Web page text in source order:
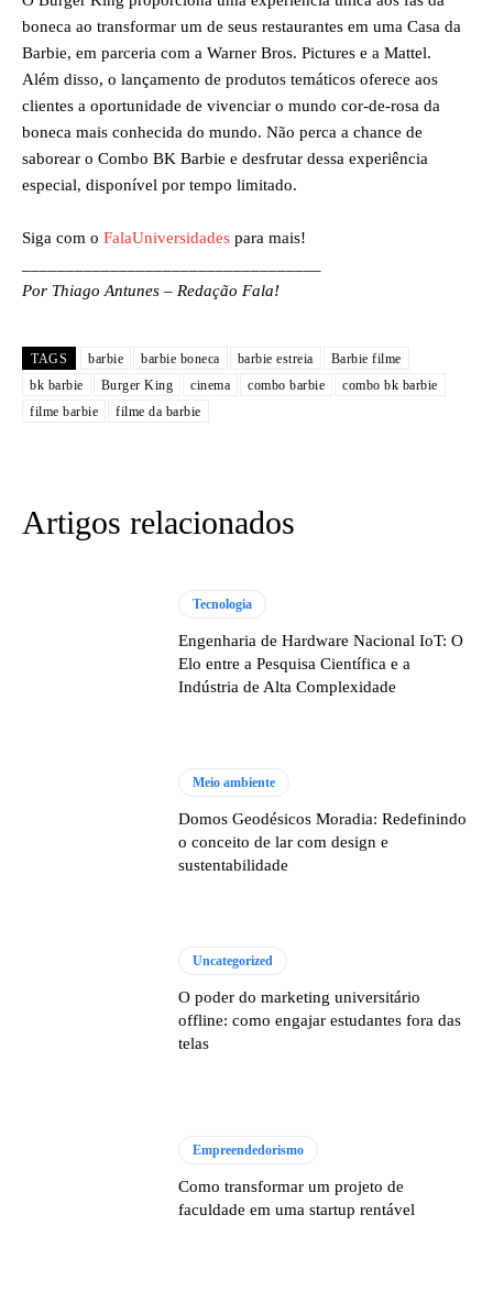
boneca ao transformar um de seus restaurantes em uma Casa da
Barbie, em parceria com a Warner Bros. Pictures e a Mattel.
Além disso, o lançamento de produtos temáticos oferece aos
clientes a oportunidade de vivenciar o mundo cor-de-rosa da
boneca mais conhecida do mundo. Não perca a chance de
saborear o Combo BK Barbie e desfrutar dessa experiência
especial, disponível por tempo limitado.
Siga com o FalaUniversidades para mais!
Por Thiago Antunes – Redação Fala!
TAGS barbie barbie boneca barbie estreia
Barbie filme
bk barbie
Burger King cinema combo barbie
combo bk barbie
filme barbie
filme da barbie
Artigos relacionados
Tecnologia
Engenharia de Hardware Nacional IoT: O
Elo entre a Pesquisa Científica e a
Indústria de Alta Complexidade
Meio ambiente
Domos Geodésicos Moradia: Redefinindo
o conceito de lar com design e
sustentabilidade
Uncategorized
O poder do marketing universitário
offline: como engajar estudantes fora das
telas
Empreendedorismo
Como transformar um projeto de
faculdade em uma startup rentável